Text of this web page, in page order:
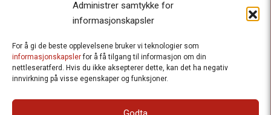
Administrer samtykke for
informasjonskapsler
For å gi de beste opplevelsene bruker vi teknologier som
informasjonskapslerfor å få tilgang til informasjon om din
nettleseratferd. Hvis du ikke aksepterer dette, kan det ha negativ
innvirkning på visse egenskaper og funksjoner.
Besteforeldrenes klimaaksjon
Ansvarlig redaktør
: Halfdan Wiik |